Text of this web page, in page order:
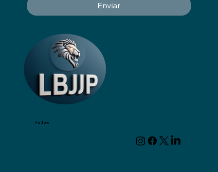
Follow
Enviar